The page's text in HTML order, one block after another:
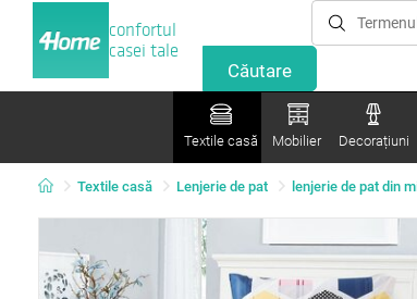
confortul
casei tale
Textile casă Mobilier Decorațiuni
Textile casă Lenjerie de pat lenjerie de pat din